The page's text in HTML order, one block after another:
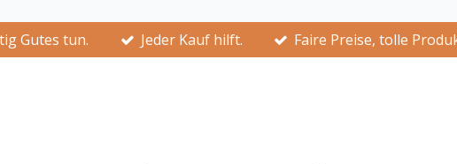
Gutes tun. Jeder Kauf hilft. Faire Preise, tolle